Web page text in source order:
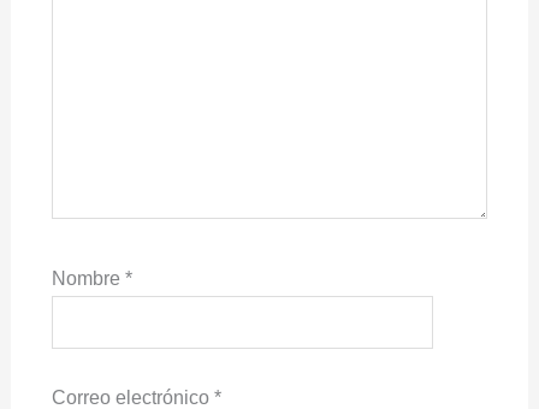
Nombre *
Correo electrónico *